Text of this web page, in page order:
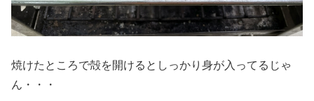
焼けたところで殻を開けるとしっかり身が入ってるじゃ
ん・・・